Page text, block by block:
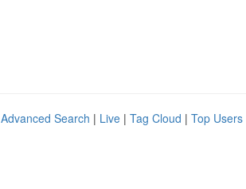
Advanced Search | Live | Tag Cloud | Top Users